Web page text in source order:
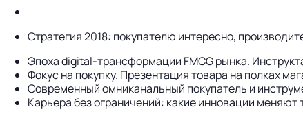
Стратегия 2018: покупателю интересно,
Эпоха digital-трансформации FMCG рынка.
Фокус на покупку. Презентация товара на полках
Современный омниканальный покупатель и
Карьера без ограничений: какие инновации меняют